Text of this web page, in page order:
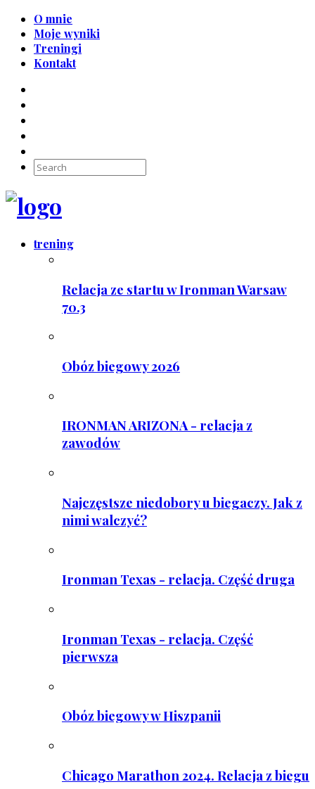
O mnie
Moje wyniki
Treningi
Kontakt
trening
Relacja ze startu w Ironman Warsaw
70.3
Obóz biegowy 2026
IRONMAN ARIZONA - relacja z
zawodów
Najczęstsze niedobory u biegaczy. Jak z
nimi walczyć?
Ironman Texas - relacja. Część druga
Ironman Texas - relacja. Część
pierwsza
Obóz biegowy w Hiszpanii
Chicago Marathon 2024. Relacja z biegu